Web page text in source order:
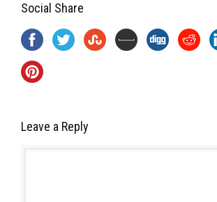
Social Share
Leave a Reply